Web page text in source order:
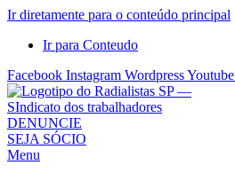
Ir diretamente para o conteúdo principal
Ir para Conteudo
Facebook Instagram WordpressYoutube
Sindicato
dos
Radialistas
DENUNCIE
SEJA SÓCIO
Menu